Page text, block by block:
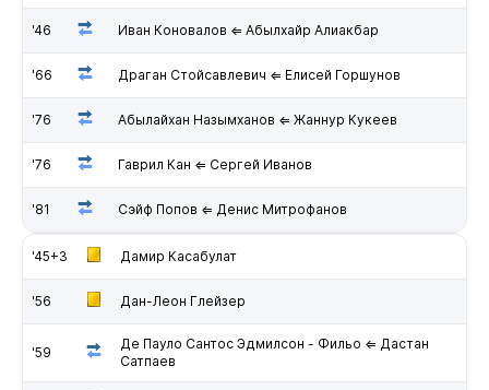
'46 Иван Коновалов ⇐ Абылхайр Алиакбар
'66 Драган Стойсавлевич ⇐ Елисей Горшунов
'76 Абылайхан Назымханов ⇐ Жаннур Кукеев
'76 Гаврил Кан ⇐ Сергей Иванов
'81 Сэйф Попов ⇐ Денис Митрофанов
'45+3 Дамир Касабулат
'56 Дан-Леон Глейзер
'59
Де Пауло Сантос Эдмилсон - Фильо ⇐ Дастан
Сатпаев